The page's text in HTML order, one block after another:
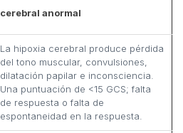
cerebral anormal
La hipoxia cerebral produce pérdida
del tono muscular, convulsiones,
dilatación papilar e inconsciencia.
Una puntuación de <15 GCS; falta
de respuesta o falta de
espontaneidad en la respuesta.